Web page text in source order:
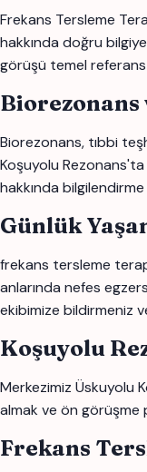
Frekans Tersleme
hakkında doğru
görüşü temel referans
Biorezonans
Biorezonans, tıbbi
Koşuyolu Rezonans'ta
hakkında
Günlük
frekans tersleme
anlarında nefes
ekibimize bildirmeniz
Koşuyolu
Merkezimiz Üskuyolu
almak ve ön görüşme
Frekans